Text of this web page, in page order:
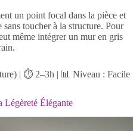
un point focal dans la pièce et
toucher à la structure. Pour
même intégrer un mur en gris
| ⏱️ 2–3h | 📊 Niveau : Facile
Élégante